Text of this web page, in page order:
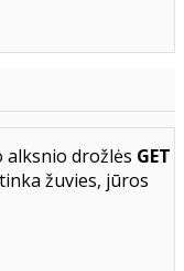
alksnio drožlės GET
žuvies, jūros